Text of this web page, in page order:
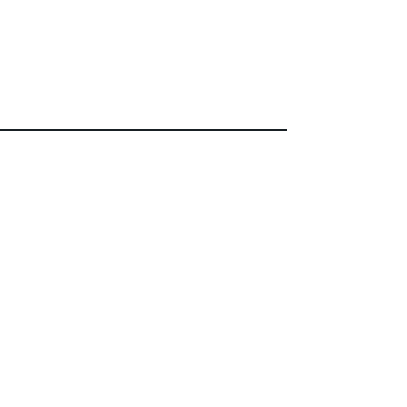
con regularidad Hay revisiones de
superficies donde hay más contacto se